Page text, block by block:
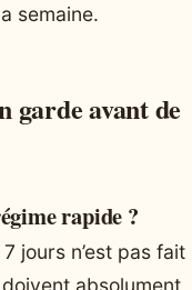
semaine.
garde avant de
rapide ?
jours n’est pas fait
absolument